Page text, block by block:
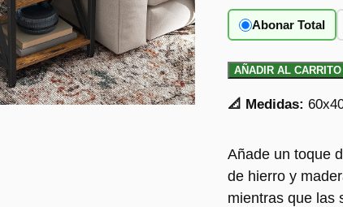
Abonar Total
AÑADIR AL CARRITO
📐 Medidas:
Añade un toque
de hierro y
mientras que las